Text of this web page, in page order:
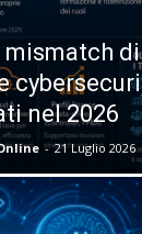
mismatch di
nel 2026
- 21 Luglio 2026